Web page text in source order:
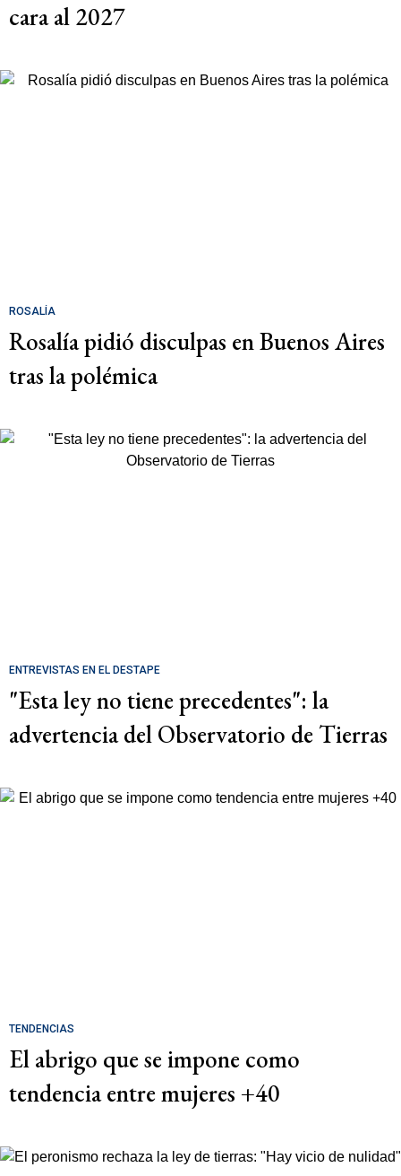
cara al 2027
ROSALÍA
Rosalía pidió disculpas en Buenos Aires
tras la polémica
ENTREVISTAS EN EL DESTAPE
"Esta ley no tiene precedentes": la
advertencia del Observatorio de Tierras
TENDENCIAS
El abrigo que se impone como
tendencia entre mujeres +40